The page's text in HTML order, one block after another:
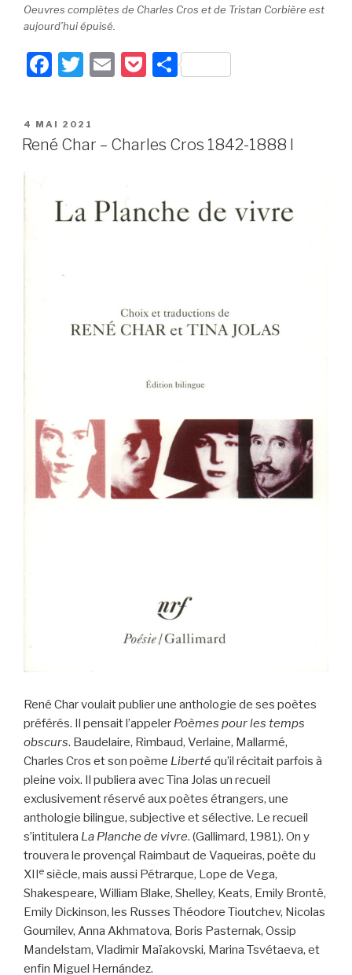
Oeuvres complètes de Charles Cros et de Tristan Corbière est
aujourd’hui épuisé.
F
c
e
o
T
tt
er
E
P
k
P
g
PUBLIÉ
LE
4 MAI 2021
René Char – Charles Cros 1842-1888 I
René Char voulait publier une anthologie de ses poètes
préférés. Il pensait l’appeler Poèmes pour les temps
obscurs. Baudelaire, Rimbaud, Verlaine, Mallarmé,
Charles Cros et son poème Liberté qu’il récitait parfois à
pleine voix. Il publiera avec Tina Jolas un recueil
exclusivement réservé aux poètes étrangers, une
anthologie bilingue, subjective et sélective. Le recueil
s’intitulera La Planche de vivre. (Gallimard, 1981). On y
trouvera le provençal Raimbaut de Vaqueiras, poète du
XIIe siècle, mais aussi Pétrarque, Lope de Vega,
Shakespeare, William Blake, Shelley, Keats, Emily Brontë,
Emily Dickinson, les Russes Théodore Tioutchev, Nicolas
Goumilev, Anna Akhmatova, Boris Pasternak, Ossip
Mandelstam, Vladimir Maïakovski, Marina Tsvétaeva, et
enfin Miguel Hernández.